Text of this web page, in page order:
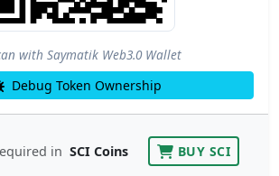
with Saymatik Web3.0 Wallet
Debug Token Ownership
in SCI Coins BUY SCI